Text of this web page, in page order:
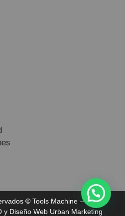
© Tools Machine — Sitio
y Diseño Web Urban Marketing